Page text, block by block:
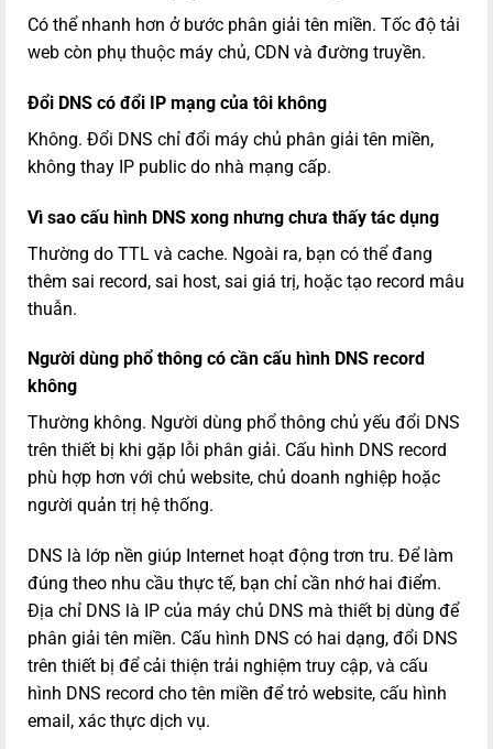
Có thể nhanh hơn ở bước phân giải tên miền. Tốc độ tải
web còn phụ thuộc máy chủ, CDN và đường truyền.
Đổi DNS có đổi IP mạng của tôi không
Không. Đổi DNS chỉ đổi máy chủ phân giải tên miền,
không thay IP public do nhà mạng cấp.
Vì sao cấu hình DNS xong nhưng chưa thấy tác dụng
Thường do TTL và cache. Ngoài ra, bạn có thể đang
thêm sai record, sai host, sai giá trị, hoặc tạo record mâu
thuẫn.
Người dùng phổ thông có cần cấu hình DNS record
không
Thường không. Người dùng phổ thông chủ yếu đổi DNS
trên thiết bị khi gặp lỗi phân giải. Cấu hình DNS record
phù hợp hơn với chủ website, chủ doanh nghiệp hoặc
người quản trị hệ thống.
DNS là lớp nền giúp Internet hoạt động trơn tru. Để làm
đúng theo nhu cầu thực tế, bạn chỉ cần nhớ hai điểm.
Địa chỉ DNS là IP của máy chủ DNS mà thiết bị dùng để
phân giải tên miền. Cấu hình DNS có hai dạng, đổi DNS
trên thiết bị để cải thiện trải nghiệm truy cập, và cấu
hình DNS record cho tên miền để trỏ website, cấu hình
email, xác thực dịch vụ.